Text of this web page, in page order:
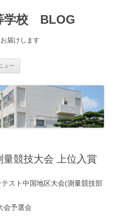
学校 BLOG
届けします
ュー
量競技大会 上位入賞
スト中国地区大会(測量競技部
会予選会